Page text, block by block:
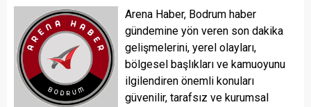
Arena Haber, Bodrum haber
gündemine yön veren son dakika
gelişmelerini, yerel olayları,
bölgesel başlıkları ve kamuoyunu
ilgilendiren önemli konuları
güvenilir, tarafsız ve kurumsal